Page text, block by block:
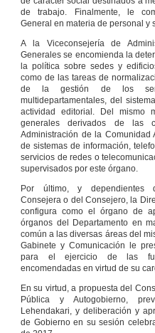
de trabajo. Finalmente, le
General en materia de personal y
A la Viceconsejería de
Generales se encomienda la
la política sobre sedes y
como de las tareas de
de la gestión de los
multidepartamentales, del
actividad editorial. Del mismo
generales derivados de las
Administración de la Comunidad
de sistemas de información,
servicios de redes o
supervisados por este órgano.
Por último, y dependientes
Consejera o del Consejero, la
configura como el órgano de
órganos del Departamento en
común a las diversas áreas del
Gabinete y Comunicación le
para el ejercicio de las
encomendadas en virtud de su
En su virtud, a propuesta del
Pública y Autogobierno,
Lehendakari, y deliberación y
de Gobierno en su sesión